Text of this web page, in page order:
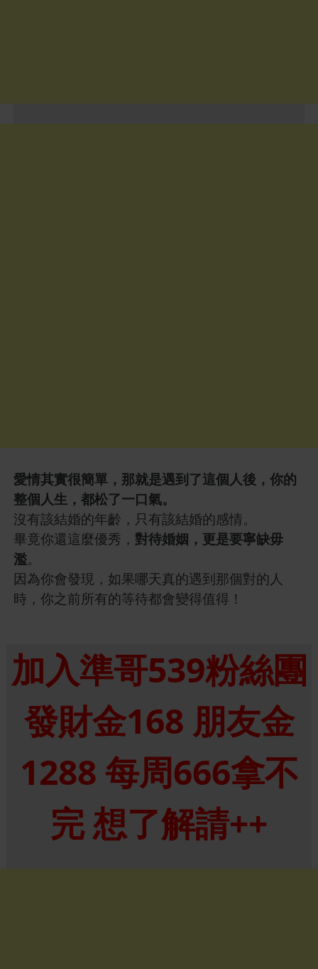
愛情其實很簡單，那就是遇到了這個人後，你的
整個人生，都松了一口氣。
沒有該結婚的年齡，只有該結婚的感情。
畢竟你還這麼優秀， 對待婚姻，更是要寧缺毋
濫。
因為你會發現，如果哪天真的遇到那個對的人
時，你之前所有的等待都會變得值得！
加入準哥539粉絲團
發財金168 朋友金
1288 每周666拿不
完 想了解請++